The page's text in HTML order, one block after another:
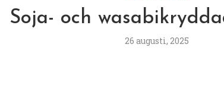
Soja- och
26 augusti, 2025